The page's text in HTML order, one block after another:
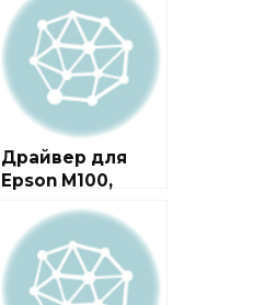
Драйвер для
Epson M100,